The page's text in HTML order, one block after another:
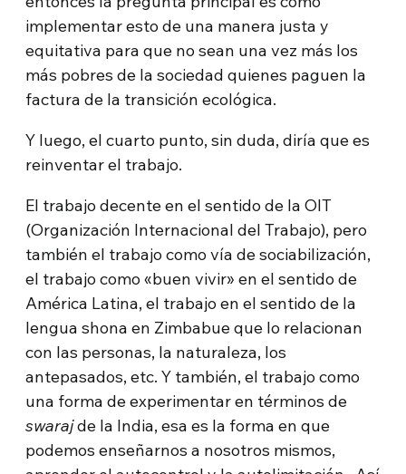
implementar esto de una manera justa y
equitativa para que no sean una vez más los
más pobres de la sociedad quienes paguen la
factura de la transición ecológica.
Y luego, el cuarto punto, sin duda, diría que es
reinventar el trabajo.
El trabajo decente en el sentido de la OIT
(Organización Internacional del Trabajo), pero
también el trabajo como vía de sociabilización,
el trabajo como «buen vivir» en el sentido de
América Latina, el trabajo en el sentido de la
lengua shona en Zimbabue que lo relacionan
con las personas, la naturaleza, los
antepasados, etc. Y también, el trabajo como
una forma de experimentar en términos de
swarajde la India, esa es la forma en que
podemos enseñarnos a nosotros mismos,